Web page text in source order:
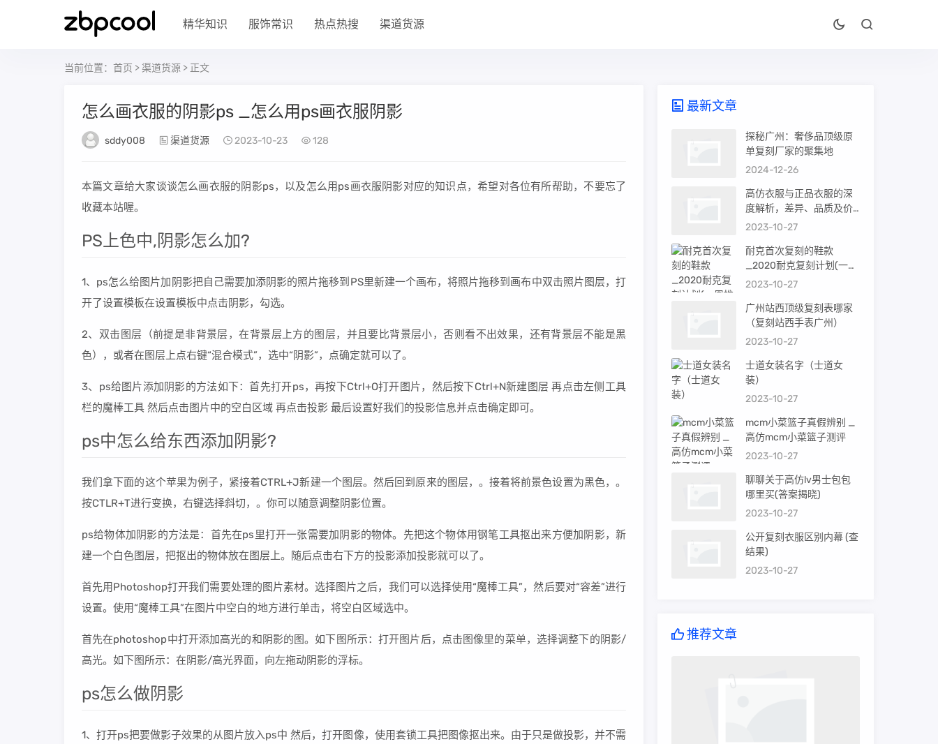
精华知识 服饰常识 热点热搜 渠道货源
当前位置： 首页 > 渠道货源 > 正文
怎么画衣服的阴影ps _怎么用ps画衣服阴影
sddy008 渠道货源 2023-10-23 128
本篇文章给大家谈谈怎么画衣服的阴影ps，以及怎么用ps画衣服阴影对应的知识点，希望对各位有所帮助，不要忘了
收藏本站喔。
PS上色中,阴影怎么加?
1、ps怎么给图片加阴影把自己需要加添阴影的照片拖移到PS里新建一个画布，将照片拖移到画布中双击照片图层，打
开了设置模板在设置模板中点击阴影，勾选。
2、双击图层（前提是非背景层，在背景层上方的图层，并且要比背景层小，否则看不出效果，还有背景层不能是黑
色），或者在图层上点右键“混合模式”，选中“阴影”，点确定就可以了。
3、ps给图片添加阴影的方法如下：首先打开ps，再按下Ctrl+O打开图片，然后按下Ctrl+N新建图层 再点击左侧工具
栏的魔棒工具 然后点击图片中的空白区域 再点击投影 最后设置好我们的投影信息并点击确定即可。
ps中怎么给东西添加阴影?
我们拿下面的这个苹果为例子，紧接着CTRL+J新建一个图层。然后回到原来的图层，。接着将前景色设置为黑色，。
按CTLR+T进行变换，右键选择斜切，。你可以随意调整阴影位置。
ps给物体加阴影的方法是：首先在ps里打开一张需要加阴影的物体。先把这个物体用钢笔工具抠出来方便加阴影，新
建一个白色图层，把抠出的物体放在图层上。随后点击右下方的投影添加投影就可以了。
首先用Photoshop打开我们需要处理的图片素材。选择图片之后，我们可以选择使用“魔棒工具”，然后要对“容差”进行
设置。使用“魔棒工具”在图片中空白的地方进行单击，将空白区域选中。
首先在photoshop中打开添加高光的和阴影的图。如下图所示：打开图片后，点击图像里的菜单，选择调整下的阴影/
高光。如下图所示：在阴影/高光界面，向左拖动阴影的浮标。
ps怎么做阴影
1、打开ps把要做影子效果的从图片放入ps中 然后，打开图像，使用套锁工具把图像抠出来。由于只是做投影，并不需
最新文章
探秘广州：奢侈品顶级原
单复刻厂家的聚集地
2024-12-26
高仿衣服与正品衣服的深
度解析，差异、品质及价
值
2023-10-27
耐克首次复刻的鞋款
_2020耐克复刻计划(一周
推荐)
2023-10-27
广州站西顶级复刻表哪家
（复刻站西手表广州）
2023-10-27
士道女装名字（士道女
装）
2023-10-27
mcm小菜篮子真假辨别 _
高仿mcm小菜篮子测评
2023-10-27
聊聊关于高仿lv男士包包
哪里买(答案揭晓)
2023-10-27
公开复刻衣服区别内幕 (查
结果)
2023-10-27
推荐文章